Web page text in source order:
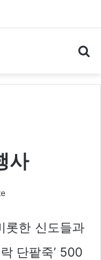
사
롯한 신도들과
단팥죽’ 500